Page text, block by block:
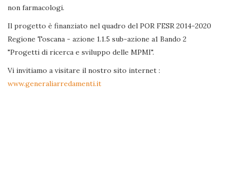
non farmacologi.
Il progetto è finanziato nel quadro del POR FESR 2014-2020
Regione Toscana - azione 1.1.5 sub-azione a1 Bando 2
"Progetti di ricerca e sviluppo delle MPMI".
Vi invitiamo a visitare il nostro sito internet :
www.generaliarredamenti.it